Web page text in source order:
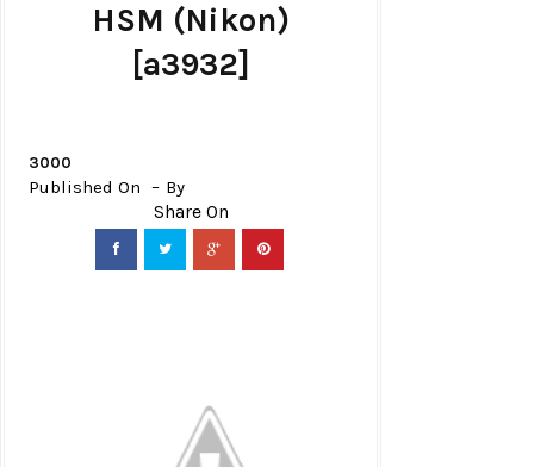
HSM (Nikon)
[a3932]
3000
Published On By